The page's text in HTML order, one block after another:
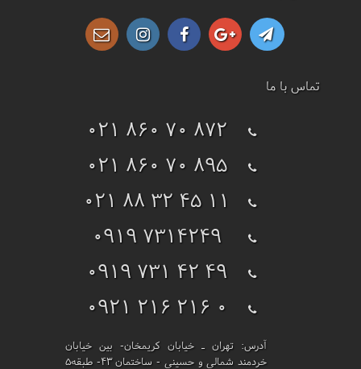
تماس با ما
021 860 70 872
021 860 70 895
021 88 32 45 11
0919 7314249
0919 731 42 49
0921 216 216 0
آدرس: تهران ـ خیابان کریمخان- بین خیابان
خردمند شمالی و حسینی - ساختمان 43- طبقه5